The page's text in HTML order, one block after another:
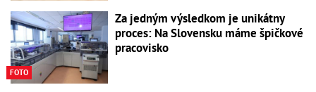
FOTO
Za jedným výsledkom je unikátny
proces: Na Slovensku máme špičkové
pracovisko